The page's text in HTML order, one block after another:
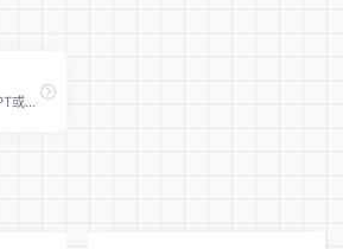
PDF转word、PPT或其它格式